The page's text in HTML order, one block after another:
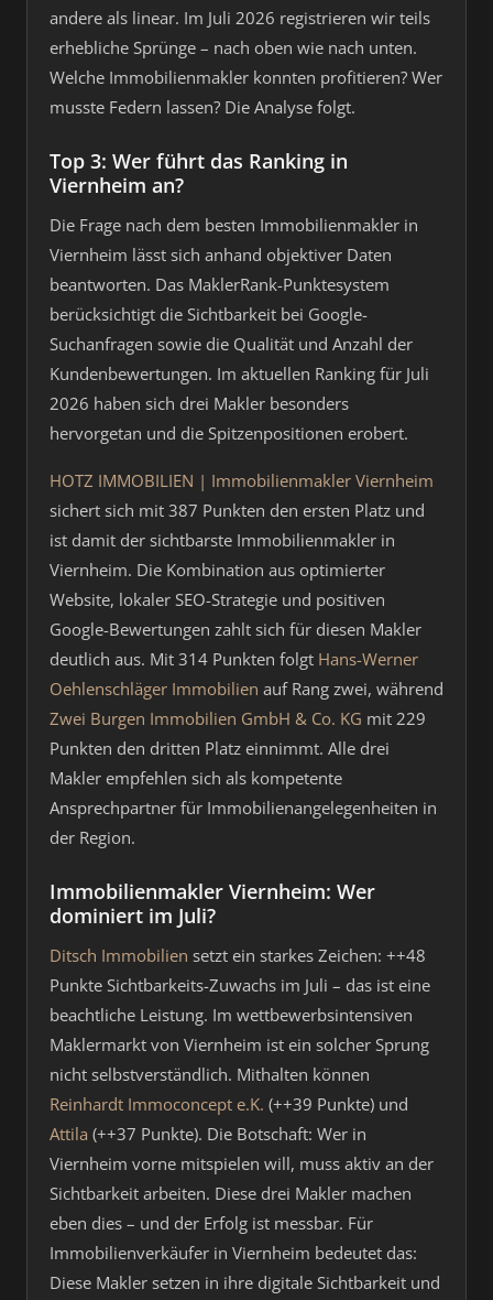
andere als linear. Im Juli 2026 registrieren wir teils
erhebliche Sprünge – nach oben wie nach unten.
Welche Immobilienmakler konnten profitieren? Wer
musste Federn lassen? Die Analyse folgt.
Top 3: Wer führt das Ranking in
Viernheim an?
Die Frage nach dem besten Immobilienmakler in
Viernheim lässt sich anhand objektiver Daten
beantworten. Das MaklerRank-Punktesystem
berücksichtigt die Sichtbarkeit bei Google-
Suchanfragen sowie die Qualität und Anzahl der
Kundenbewertungen. Im aktuellen Ranking für Juli
2026 haben sich drei Makler besonders
hervorgetan und die Spitzenpositionen erobert.
HOTZ IMMOBILIEN | Immobilienmakler Viernheim
sichert sich mit 387 Punkten den ersten Platz und
ist damit der sichtbarste Immobilienmakler in
Viernheim. Die Kombination aus optimierter
Website, lokaler SEO-Strategie und positiven
Google-Bewertungen zahlt sich für diesen Makler
deutlich aus. Mit 314 Punkten folgt Hans-Werner
Oehlenschläger Immobilien auf Rang zwei, während
Zwei Burgen Immobilien GmbH & Co. KG mit 229
Punkten den dritten Platz einnimmt. Alle drei
Makler empfehlen sich als kompetente
Ansprechpartner für Immobilienangelegenheiten in
der Region.
Immobilienmakler Viernheim: Wer
dominiert im Juli?
Ditsch Immobilien setzt ein starkes Zeichen: ++48
Punkte Sichtbarkeits-Zuwachs im Juli – das ist eine
beachtliche Leistung. Im wettbewerbsintensiven
Maklermarkt von Viernheim ist ein solcher Sprung
nicht selbstverständlich. Mithalten können
Reinhardt Immoconcept e.K. (++39 Punkte) und
Attila (++37 Punkte). Die Botschaft: Wer in
Viernheim vorne mitspielen will, muss aktiv an der
Sichtbarkeit arbeiten. Diese drei Makler machen
eben dies – und der Erfolg ist messbar. Für
Immobilienverkäufer in Viernheim bedeutet das:
Diese Makler setzen in ihre digitale Sichtbarkeit und